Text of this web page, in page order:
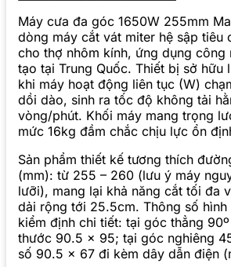
Máy cưa đa góc 1650W 255mm
dòng máy cắt vát miter hệ sập tiêu
cho thợ nhôm kính, ứng dụng công
tạo tại Trung Quốc. Thiết bị sở hữu
khi máy hoạt động liên tục (W)
dồi dào, sinh ra tốc độ không tải
vòng/phút. Khối máy mang trọng
mức 16kg đầm chắc chịu lực ổn
Sản phẩm thiết kế tương thích
(mm): từ 255 – 260 (lưu ý máy
lưỡi), mang lại khả năng cắt tối đa
dải rộng tới 25.5cm. Thông số
kiểm định chi tiết: tại góc thẳng
thước 90.5 x 95; tại góc nghiêng
số 90.5 x 67 đi kèm dây dẫn điện